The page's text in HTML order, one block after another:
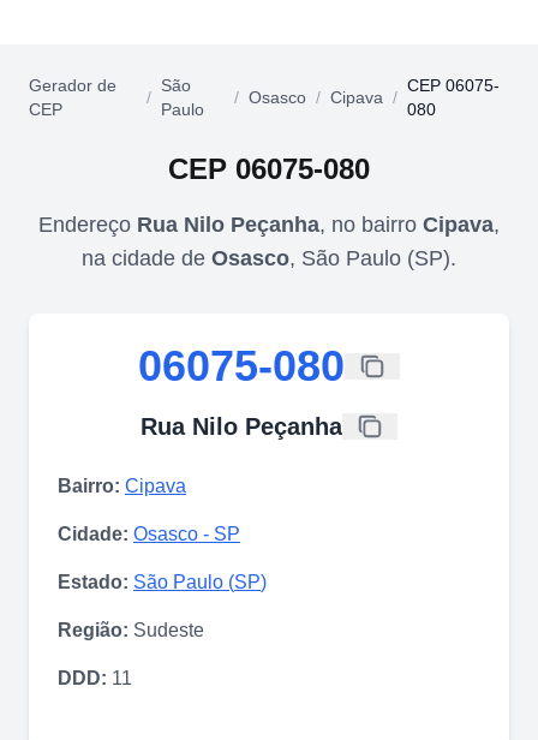
Gerador de
CEP
/
São
Paulo
/ Osasco / Cipava /
CEP 06075-
080
CEP 06075-080
Endereço Rua Nilo Peçanha, no bairro Cipava,
na cidade de Osasco, São Paulo (SP).
06075-080
Rua Nilo Peçanha
Bairro: Cipava
Cidade: Osasco - SP
Estado: São Paulo (SP)
Região: Sudeste
DDD: 11